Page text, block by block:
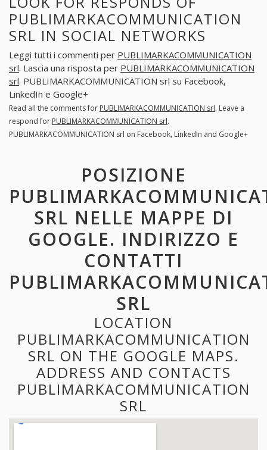
PUBLIMARKACOMMUNICATION
SRL IN SOCIAL NETWORKS
Leggi tutti i commenti per PUBLIMARKACOMMUNICATION
srl. Lascia una risposta per PUBLIMARKACOMMUNICATION
srl. PUBLIMARKACOMMUNICATION srl su Facebook,
LinkedIn e Google+
Read all the comments for PUBLIMARKACOMMUNICATION srl. Leave a
respond for PUBLIMARKACOMMUNICATION srl.
PUBLIMARKACOMMUNICATION srl on Facebook, LinkedIn and Google+
POSIZIONE
SRL NELLE MAPPE DI
GOOGLE. INDIRIZZO E
CONTATTI
SRL
LOCATION
PUBLIMARKACOMMUNICATION
SRL ON THE GOOGLE MAPS.
ADDRESS AND CONTACTS
PUBLIMARKACOMMUNICATION
SRL